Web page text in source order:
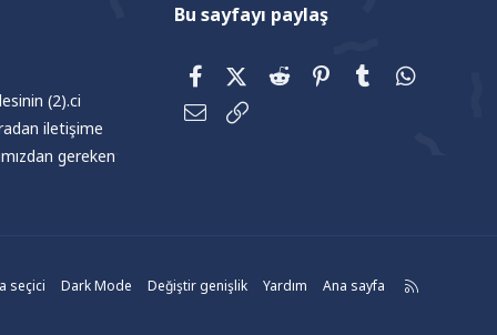
(2).ci
iletişime
gereken
Bu sayfayı paylaş
FacebookX (Twitter)
Reddit Pinterest
Tumblr
E-posta
seçici Dark Mode Değiştir genişlik Yardım Ana sayfa
R